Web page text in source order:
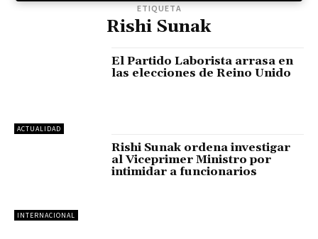
ETIQUETA
Rishi Sunak
ACTUALIDAD
El Partido Laborista arrasa en
las elecciones de Reino Unido
INTERNACIONAL
Rishi Sunak ordena investigar
al Viceprimer Ministro por
intimidar a funcionarios